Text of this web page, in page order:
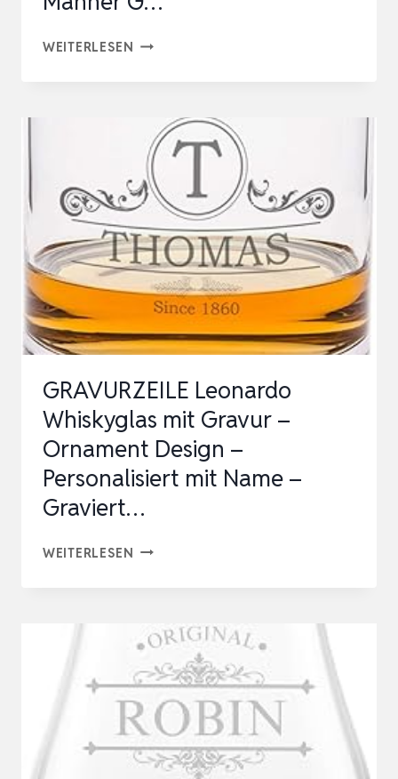
WEITERLESEN HERZ
PERSONALISIERTES
WHISKEYGLAS
MIT
GRAVUR
–
LAST
GENTLEMAN
PAPA
MÄNNER
G…
GRAVURZEILE Leonardo
Whiskyglas mit Gravur –
Ornament Design –
Personalisiert mit Name –
Graviert…
WEITERLESEN GRAVURZEILE
MIT
–
ORNAMENT
DESIGN
–